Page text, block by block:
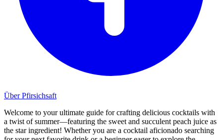
Über Pfirsichsaft
Welcome to your ultimate guide for crafting delicious cocktails with
a twist of summer—featuring the sweet and succulent peach juice as
the star ingredient! Whether you are a cocktail aficionado searching